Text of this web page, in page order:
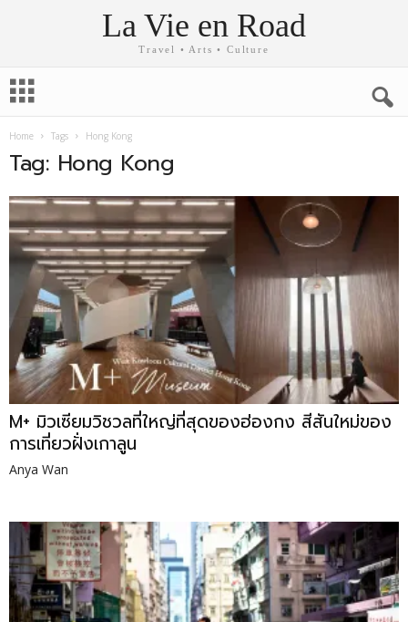
La Vie en Road
Travel • Arts • Culture
Home Tags Hong Kong
Tag: Hong Kong
M+ มิวเซียมวิชวลที่ใหญ่ที่สุดของฮ่องกง สีสันใหม่ของ
การเที่ยวฝั่งเกาลูน
Anya Wan